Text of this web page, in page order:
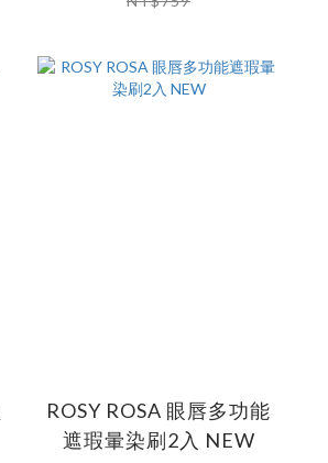
ROSY ROSA 眼唇多功能
遮瑕暈染刷2入 NEW